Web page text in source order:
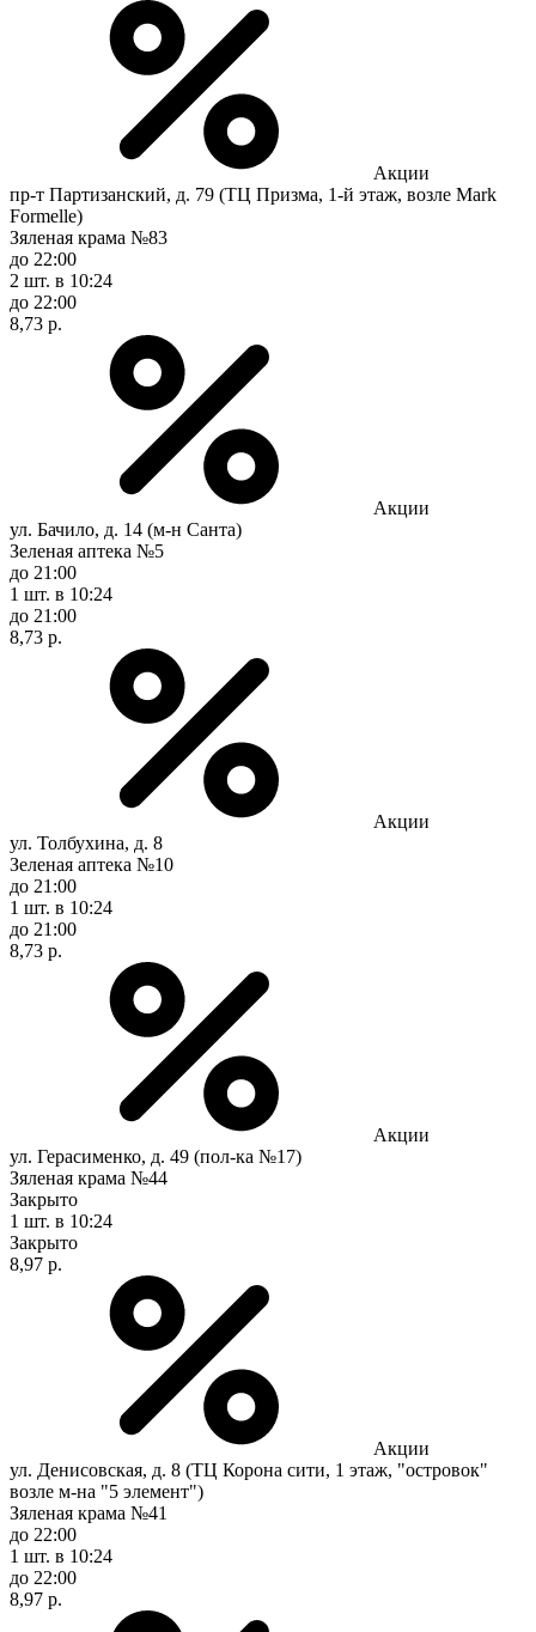
Акции
пр-т Партизанский, д. 79 (ТЦ Призма, 1-й этаж, возле Mark
Formelle)
Зяленая крама №83
до 22:00
2 шт. в 10:24
до 22:00
8,73 р.
Акции
ул. Бачило, д. 14 (м-н Санта)
Зеленая аптека №5
до 21:00
1 шт. в 10:24
до 21:00
8,73 р.
Акции
ул. Толбухина, д. 8
Зеленая аптека №10
до 21:00
1 шт. в 10:24
до 21:00
8,73 р.
Акции
ул. Герасименко, д. 49 (пол-ка №17)
Зяленая крама №44
Закрыто
1 шт. в 10:24
Закрыто
8,97 р.
Акции
ул. Денисовская, д. 8 (ТЦ Корона сити, 1 этаж, "островок"
возле м-на "5 элемент")
Зяленая крама №41
до 22:00
1 шт. в 10:24
до 22:00
8,97 р.